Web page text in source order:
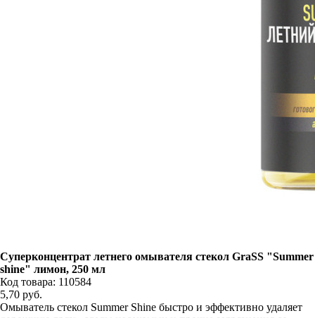
Суперконцентрат летнего омывателя стекол GraSS "Summer
shine" лимон, 250 мл
Код товара: 110584
5,70 руб.
Омыватель стекол Summer Shine быстро и эффективно удаляет